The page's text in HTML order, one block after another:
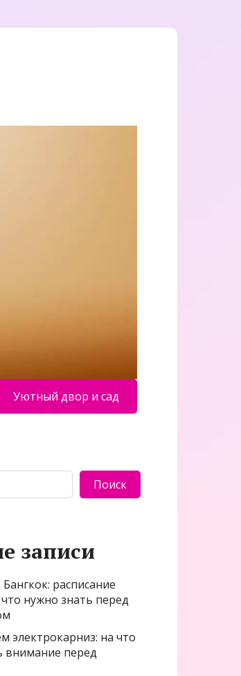
Уютный двор и сад
Поиск
записи
расписание
нужно знать перед
электрокарниз: на что
внимание перед